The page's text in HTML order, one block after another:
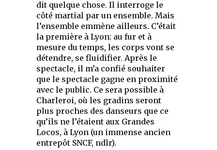
dit quelque chose. Il interroge le
côté martial par un ensemble. Mais
l’ensemble emmène ailleurs. C’était
la première à Lyon: au fur et à
mesure du temps, les corps vont se
détendre, se fluidifier. Après le
spectacle, il m’a confié souhaiter
que le spectacle gagne en proximité
avec le public. Ce sera possible à
Charleroi, où les gradins seront
plus proches des danseurs que ce
qu’ils ne l’étaient aux Grandes
Locos, à Lyon (un immense ancien
entrepôt SNCF, ndlr).